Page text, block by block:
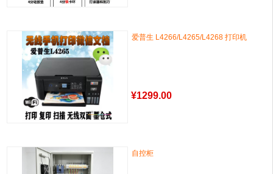
爱普生 L4266/L4265/L4268 打印机
¥1299.00
自控柜